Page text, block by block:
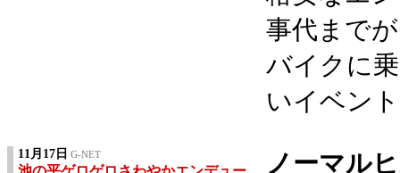
事代まで
バイクに
いイベン
11月17日 G-NET
ノーマル